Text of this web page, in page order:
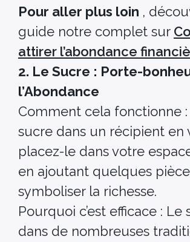
Pour aller plus loin ,
guide notre complet sur
attirer l’abondance
2. Le Sucre : Porte-
l’Abondance
Comment cela fonctionne :
sucre dans un récipient en
placez-le dans votre
en ajoutant quelques
symboliser la richesse.
Pourquoi c’est efficace : Le
dans de nombreuses